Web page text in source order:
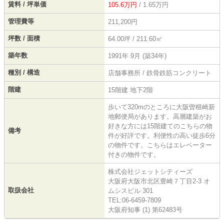
賃料 / 坪単価 105.6万円 / 1.65万円
管理費等 211,200円
坪数 / 面積 64.00坪 / 211.60㎡
築年数 1991年 9月 (築34年)
種別 / 構造 店舗事務所 / 鉄骨鉄筋コンクリート
階建 15階建 地下2階
備考
歩いて320mのところに大阪曽根崎新
地郵便局があります。高層建築がお
好きな方には15階建てのこちらの物
件が好評です。利便性の高い徒歩6分
の物件です。こちらはエレベーター
付きの物件です。
取扱会社
株式会社ジェットシティーズ
大阪府大阪市北区豊崎７丁目2-3 オ
ムシスビル 301
TEL:06-6459-7809
大阪府知事 (1) 第62483号